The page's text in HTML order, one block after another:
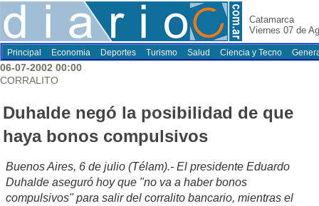
Catamarca
Viernes 07 de
Principal Economia Deportes Turismo Salud Ciencia y Tecno
06-07-2002 00:00
CORRALITO
Duhalde negó la posibilidad de que
haya bonos compulsivos
Buenos Aires, 6 de julio (Télam).- El presidente Eduardo
Duhalde aseguró hoy que "no va a haber bonos
compulsivos" para salir del corralito bancario, mientras el